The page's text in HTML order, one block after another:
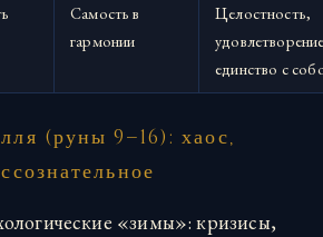
Самость в
гармонии
Целостность,
единство с
(руны 9–16): хаос,
«зимы»: кризисы,